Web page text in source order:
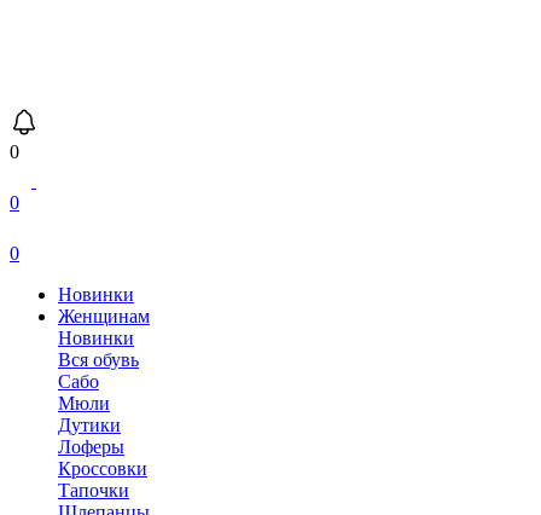
0
0
0
Новинки
Женщинам
Новинки
Вся обувь
Сабо
Мюли
Дутики
Лоферы
Кроссовки
Тапочки